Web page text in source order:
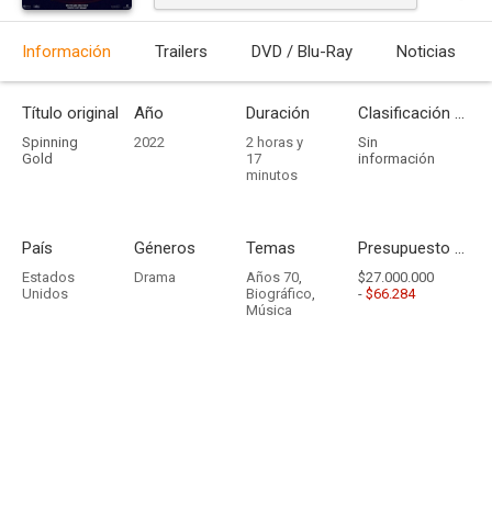
Información Trailers DVD / Blu-Ray Noticias
Título original
Spinning
Gold
Año
2022
Duración
2 horas y
17
minutos
Clasificación por edades
Sin
información
País
Estados
Unidos
Géneros
Drama
Temas
Años 70,
Biográfico,
Música
Presupuesto - Ingresos
$27.000.000
- $66.284